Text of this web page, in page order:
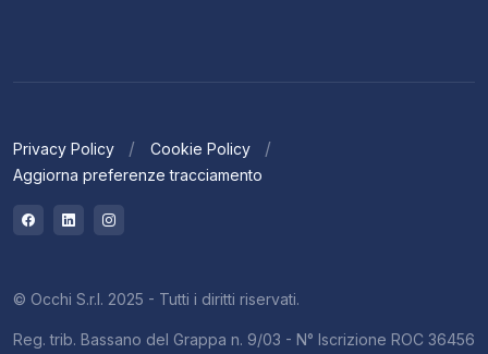
Privacy Policy
Cookie Policy
Aggiorna preferenze tracciamento
© Occhi S.r.l. 2025 - Tutti i diritti riservati.
Reg. trib. Bassano del Grappa n. 9/03 - N° Iscrizione ROC 36456